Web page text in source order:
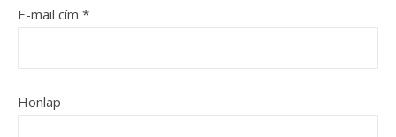
E-mail cím *
Honlap